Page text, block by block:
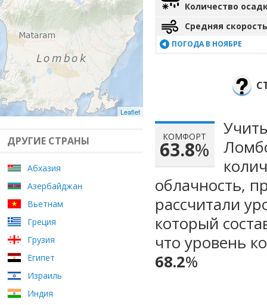
Leaflet
ДРУГИЕ СТРАНЫ
Абхазия
Азербайджан
Вьетнам
Греция
Грузия
Египет
Израиль
Индия
Количество
Средняя
ПОГОДА В НОЯБРЕ
КОМФОРТ
63.8%
облачность,
рассчитали
который
что уровень
68.2%